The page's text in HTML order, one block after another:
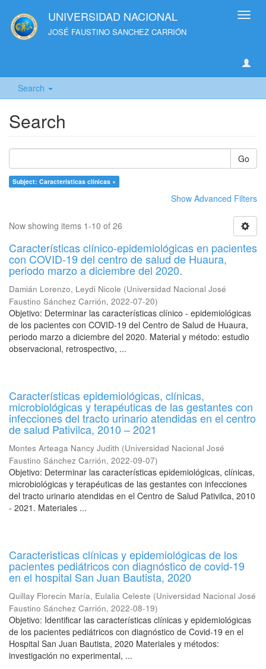
UNIVERSIDAD NACIONAL
JOSÉ FAUSTINO SANCHEZ CARRIÓN
Search
Search
Go
Subject: Características clínicas ×
Show Advanced Filters
Now showing items 1-10 of 26
Características clínico-epidemiológicas en pacientes
con COVID-19 del centro de salud de Huaura,
periodo marzo a diciembre del 2020.
Damián Lorenzo, Leydi Nicole (Universidad Nacional José
Faustino Sánchez Carrión, 2022-07-20)
Objetivo: Determinar las características clínico - epidemiológicas
de los pacientes con COVID-19 del Centro de Salud de Huaura,
periodo marzo a diciembre del 2020. Material y método: estudio
observacional, retrospectivo, ...
Características epidemiológicas, clínicas,
microbiológicas y terapéuticas de las gestantes con
infecciones del tracto urinario atendidas en el centro
de salud Pativilca, 2010 – 2021
Montes Arteaga Nancy Judith (Universidad Nacional José
Faustino Sánchez Carrión, 2022-09-07)
Objetivo: Determinar las características epidemiológicas, clínicas,
microbiológicas y terapéuticas de las gestantes con infecciones
del tracto urinario atendidas en el Centro de Salud Pativilca, 2010
- 2021. Materiales ...
Caracteristicas clínicas y epidemiológicas de los
pacientes pediátricos con diagnóstico de covid-19
en el hospital San Juan Bautista, 2020
Quillay Florecin María, Eulalia Celeste (Universidad Nacional José
Faustino Sánchez Carrión, 2022-08-19)
Objetivo: Identificar las características clínicas y epidemiológicas
de los pacientes pediátricos con diagnóstico de Covid-19 en el
Hospital San Juan Bautista, 2020 Materiales y métodos:
investigación no experimental, ...